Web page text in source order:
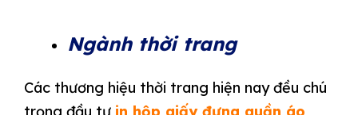
Ngành thời trang
Các thương hiệu thời trang hiện nay đều chú